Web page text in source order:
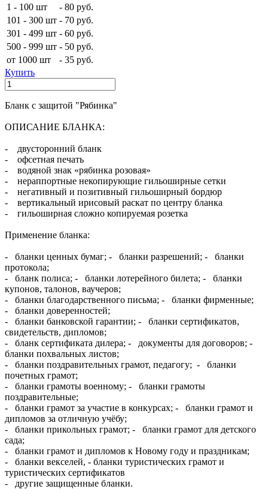
1 - 100 шт
- 80 руб.
101 - 300 шт - 70 руб.
301 - 499 шт - 60 руб.
500 - 999 шт - 50 руб.
от 1000 шт
- 35 руб.
Купить
Бланк с защитой "Рябинка"
ОПИСАНИЕ БЛАНКА:
- двусторонний бланк
- офсетная печать
- водяной знак «рябинка розовая»
- нераппортные некопирующие гильоширные сетки
- негативный и позитивный гильоширный бордюр
- вертикальный ирисовый раскат по центру бланка
- гильоширная сложно копируемая розетка
Применение бланка:
- бланки ценных бумаг; - бланки разрешений; - бланки
протокола;
- бланк полиса; - бланки лотерейного билета; - бланки
купонов, талонов, ваучеров;
- бланки благодарственного письма; - бланки фирменные;
- бланки доверенностей;
- бланки банковской гарантии; - бланки сертификатов,
свидетельств, дипломов;
- бланк сертификата дилера; - документы для договоров; -
бланки похвальных листов;
- бланки поздравительных грамот, педагогу; - бланки
почетных грамот;
- бланки грамоты военному; - бланки грамоты
поздравительные;
- бланки грамот за участие в конкурсах; - бланки грамот и
дипломов за отличную учёбу;
- бланки прикольных грамот; - бланки грамот для детского
сада;
- бланки грамот и дипломов к Новому году и праздникам;
- бланки векселей, - бланки туристических грамот и
туристических сертификатов
- другие защищенные бланки.